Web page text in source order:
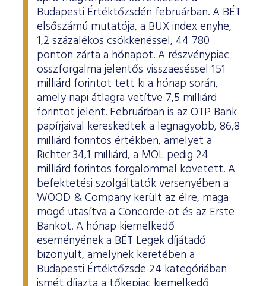
Budapesti Értéktőzsdén februárban. A BÉT
elsőszámú mutatója, a BUX index enyhe,
1,2 százalékos csökkenéssel, 44 780
ponton zárta a hónapot. A részvénypiac
összforgalma jelentős visszaeséssel 151
milliárd forintot tett ki a hónap során,
amely napi átlagra vetítve 7,5 milliárd
forintot jelent. Februárban is az OTP Bank
papírjaival kereskedtek a legnagyobb, 86,8
milliárd forintos értékben, amelyet a
Richter 34,1 milliárd, a MOL pedig 24
milliárd forintos forgalommal követett. A
befektetési szolgáltatók versenyében a
WOOD & Company került az élre, maga
mögé utasítva a Concorde-ot és az Erste
Bankot. A hónap kiemelkedő
eseményének a BÉT Legek díjátadó
bizonyult, amelynek keretében a
Budapesti Értéktőzsde 24 kategóriában